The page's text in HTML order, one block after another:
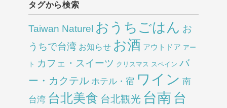
タグから検索
Taiwan Naturel おうちごはん お
うちで台湾 お知らせ お酒 アウトドア アー
ト カフェ・スイーツ クリスマス スペイン バ
ー・カクテル ホテル・宿 ワイン 南
台湾 台北美食 台北観光 台南 台